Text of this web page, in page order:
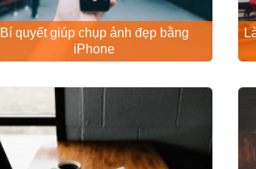
Bí quyết giúp chụp ảnh đẹp bằng
iPhone